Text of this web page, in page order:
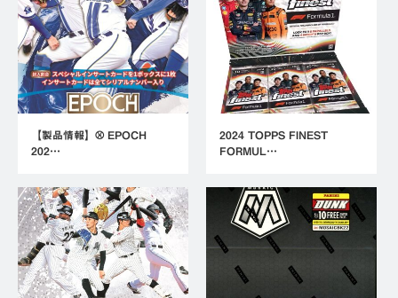
【製品情報】⚾ EPOCH
202…
2024 TOPPS FINEST
FORMUL…